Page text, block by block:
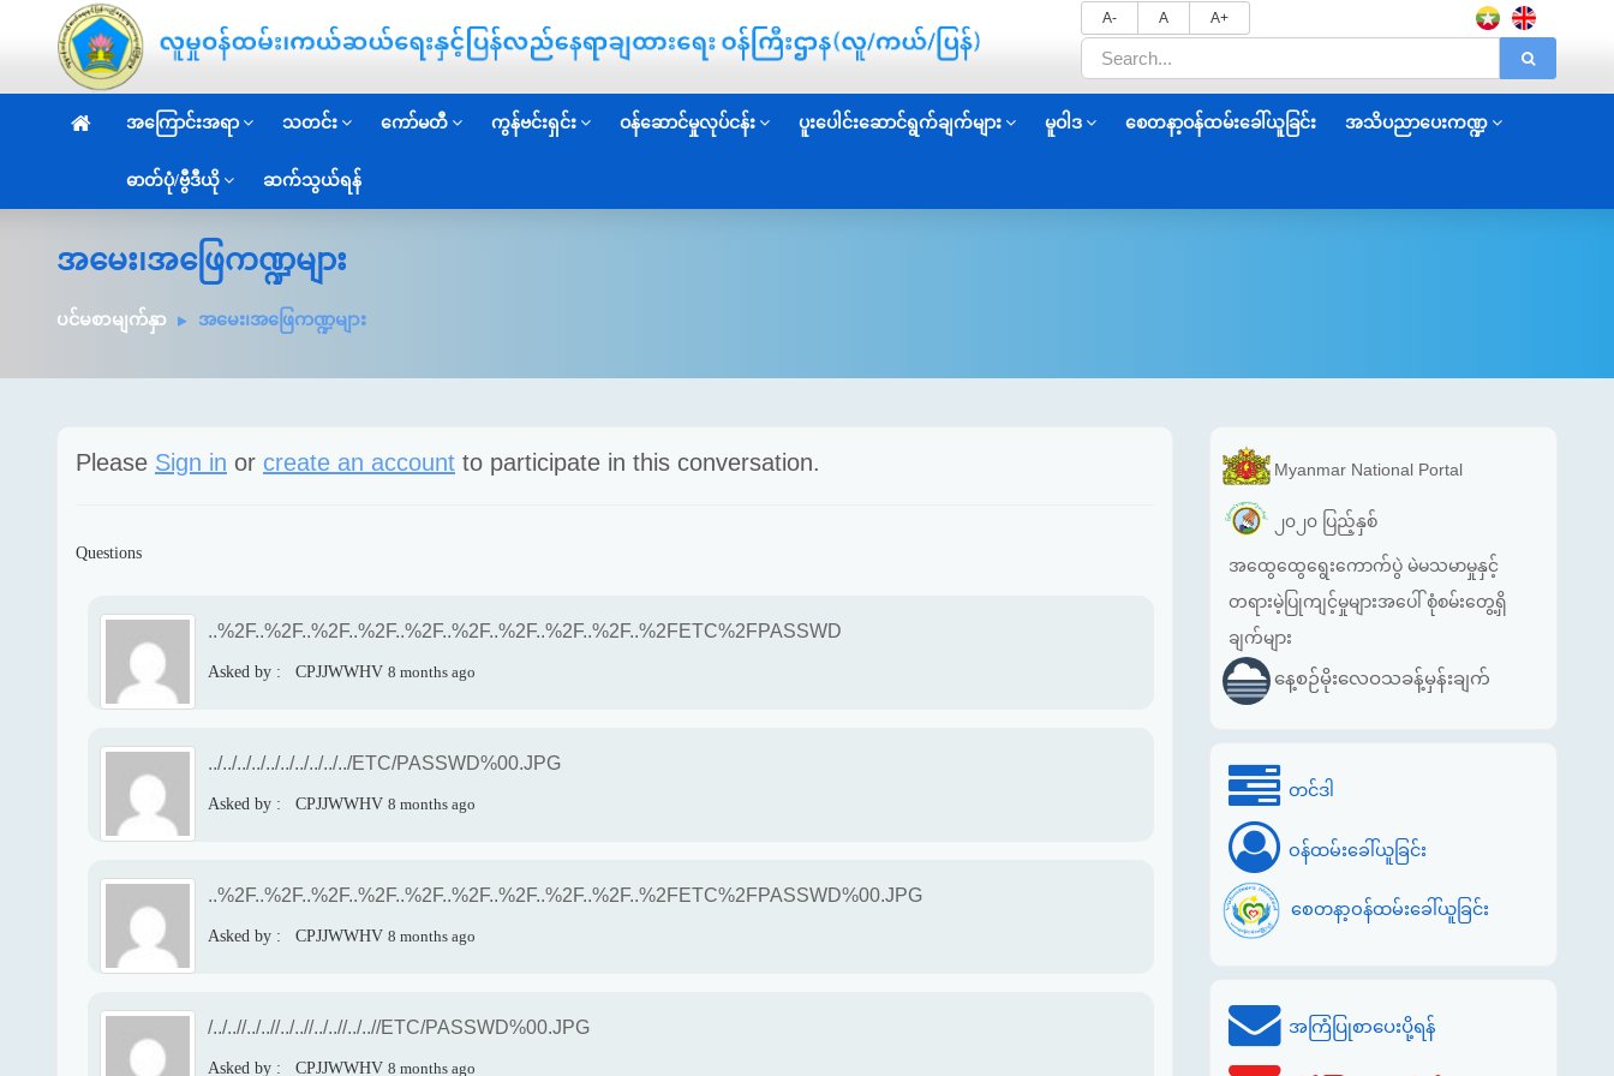
A- A A+
အကြောင်းအရာ သတင်း ကော်မတီ ကွန်ဗင်းရှင်း ဝန်ဆောင်မှုလုပ်ငန်း ပူးပေါင်းဆောင်ရွက်ချက်များ မူဝါဒ စေတနာ့ဝန်ထမ်းခေါ်ယူခြင်း အသိပညာပေးကဏ္ဍ
ဓာတ်ပုံ/ဗွီဒီယို ဆက်သွယ်ရန်
အမေး၊အဖြေကဏ္ဍများ
ပင်မစာမျက်နှာ အမေး၊အဖြေကဏ္ဍများ
Please Sign in or create an account to participate in this conversation.
Questions
..%2F..%2F..%2F..%2F..%2F..%2F..%2F..%2F..%2F..%2FETC%2FPASSWD
Asked by : CPJJWWHV 8 months ago
../../../../../../../../../../ETC/PASSWD%00.JPG
Asked by : CPJJWWHV 8 months ago
..%2F..%2F..%2F..%2F..%2F..%2F..%2F..%2F..%2F..%2FETC%2FPASSWD%00.JPG
Asked by : CPJJWWHV 8 months ago
/../..//../..//../..//../..//../..//ETC/PASSWD%00.JPG
Asked by : CPJJWWHV 8 months ago
Myanmar National Portal
၂၀၂၀ ပြည့်နှစ်
အထွေထွေရွေးကောက်ပွဲ မဲမသမာမှုနှင့်
တရားမဲ့ပြုကျင့်မှုများအပေါ် စုံစမ်းတွေ့ရှိ
ချက်များ
နေ့စဉ်မိုးလေဝသခန့်မှန်းချက်
တင်ဒါ
ဝန်ထမ်းခေါ်ယူခြင်း
စေတနာ့ဝန်ထမ်းခေါ်ယူခြင်း
အကြံပြုစာပေးပို့ရန်